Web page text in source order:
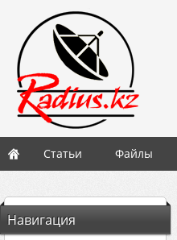
Статьи Файлы
Навигация